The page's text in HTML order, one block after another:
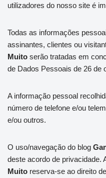
utilizadores do nosso site é
Todas as informações
assinantes, clientes ou
Muito serão tratadas em
de Dados Pessoais de 26 de
A informação pessoal
número de telefone e/ou
e/ou outros.
O uso/navegação do blog
deste acordo de privacidade.
Muito reserva-se ao direito